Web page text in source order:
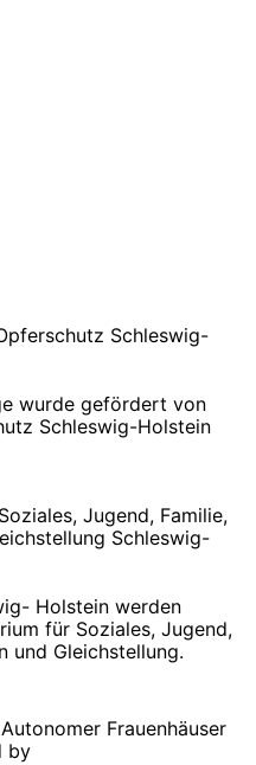
wurde gefördert von
Schleswig-Holstein
Holstein werden
für Soziales, Jugend,
und Gleichstellung.
Frauenhäuser
by